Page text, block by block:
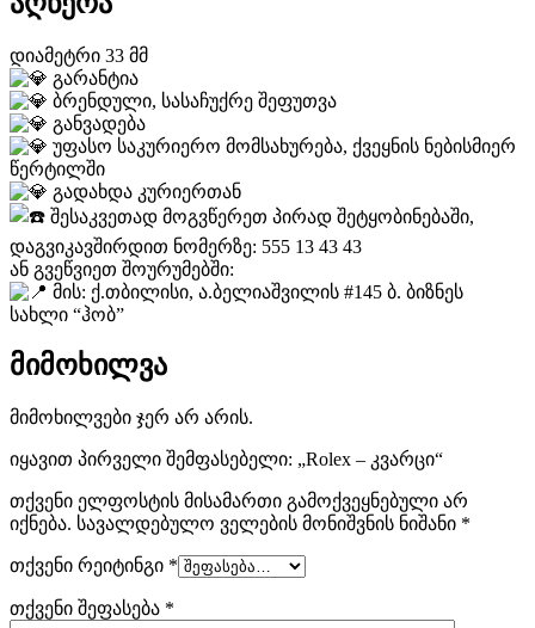
დიამეტრი 33 მმ
გარანტია
ბრენდული, სასაჩუქრე შეფუთვა
განვადება
უფასო საკურიერო მომსახურება, ქვეყნის ნებისმიერ
წერტილში
გადახდა კურიერთან
შესაკვეთად მოგვწერეთ პირად შეტყობინებაში,
დაგვიკავშირდით ნომერზე: 555 13 43 43
ან გვეწვიეთ შოურუმებში:
მის: ქ.თბილისი, ა.ბელიაშვილის #145 ბ. ბიზნეს
სახლი “ჰობ”
მიმოხილვა
მიმოხილვები ჯერ არ არის.
იყავით პირველი შემფასებელი: „Rolex – კვარცი“
თქვენი ელფოსტის მისამართი გამოქვეყნებული არ
იქნება. სავალდებულო ველების მონიშვნის ნიშანი *
თქვენი რეიტინგი *
თქვენი შეფასება *